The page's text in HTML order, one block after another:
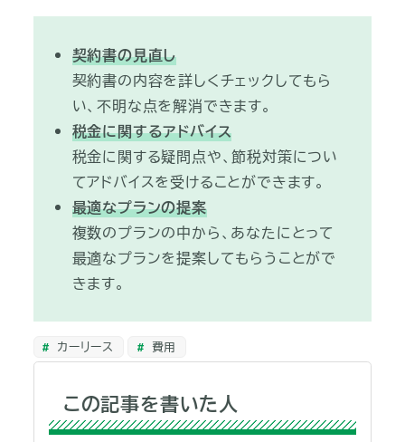
契約書の見直し
契約書の内容を詳しくチェックしてもら
い、不明な点を解消できます。
税金に関するアドバイス
税金に関する疑問点や、節税対策につい
てアドバイスを受けることができます。
最適なプランの提案
複数のプランの中から、あなたにとって
最適なプランを提案してもらうことがで
きます。
カーリース 費用
この記事を書いた人